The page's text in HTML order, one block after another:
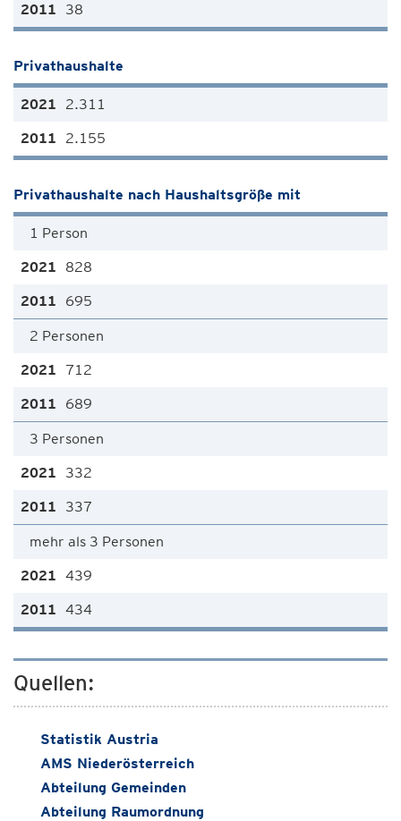
38
Privathaushalte
2.311
2.155
Privathaushalte nach Haushaltsgröße mit
1 Person
828
695
2 Personen
712
689
3 Personen
332
337
mehr als 3 Personen
439
434
Quellen:
Statistik Austria
AMS Niederösterreich
Abteilung Gemeinden
Abteilung Raumordnung